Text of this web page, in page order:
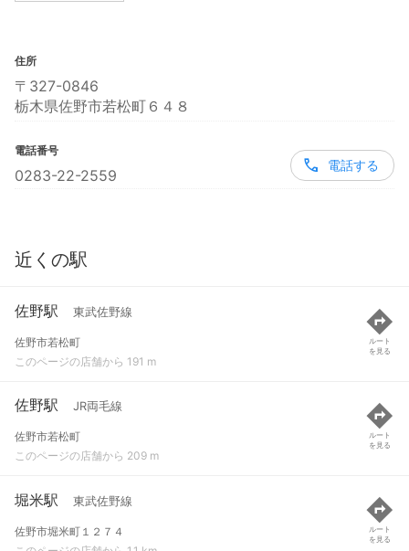
住所
〒327-0846
栃木県佐野市若松町６４８
電話番号
0283-22-2559
電話する
近くの駅
佐野駅 東武佐野線
佐野市若松町
このページの店舗から 191 m
ルート
を見る
佐野駅 JR両毛線
佐野市若松町
このページの店舗から 209 m
ルート
を見る
堀米駅 東武佐野線
佐野市堀米町１２７４
ルート
を見る